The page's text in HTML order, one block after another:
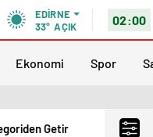
EDIRNE
33° AÇIK 02:00
Ekonomi Spor
Getir